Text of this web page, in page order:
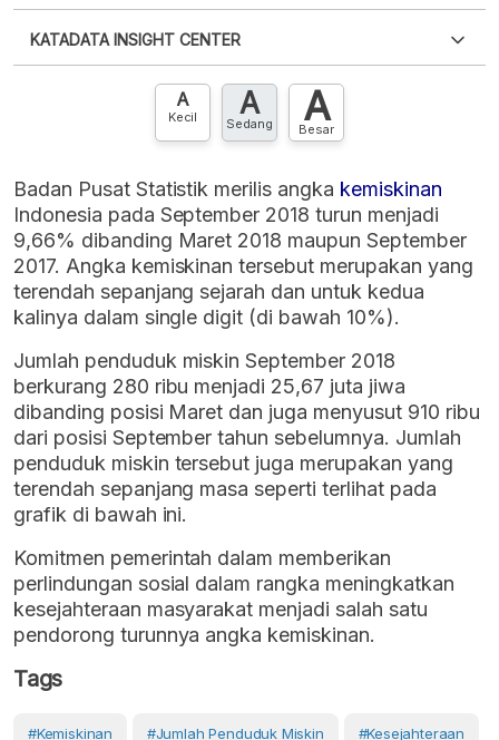
XLS
punya akun?Silakan Daftar sekarang
KATADATA INSIGHT CENTER
Hubungi sekarang »
A
Kecil A
Sedang A
Besar
Badan Pusat Statistik merilis angka kemiskinan
Indonesia pada September 2018 turun menjadi
9,66% dibanding Maret 2018 maupun September
2017. Angka kemiskinan tersebut merupakan yang
terendah sepanjang sejarah dan untuk kedua
kalinya dalam single digit (di bawah 10%).
Jumlah penduduk miskin September 2018
berkurang 280 ribu menjadi 25,67 juta jiwa
dibanding posisi Maret dan juga menyusut 910 ribu
dari posisi September tahun sebelumnya. Jumlah
penduduk miskin tersebut juga merupakan yang
terendah sepanjang masa seperti terlihat pada
grafik di bawah ini.
Komitmen pemerintah dalam memberikan
perlindungan sosial dalam rangka meningkatkan
kesejahteraan masyarakat menjadi salah satu
pendorong turunnya angka kemiskinan.
Tags
#Kemiskinan #Jumlah Penduduk Miskin #Kesejahteraan